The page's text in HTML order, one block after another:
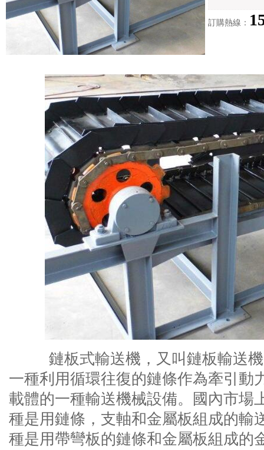
訂購熱線：
鏈板式輸送機，又叫鏈板輸送機
一種利用循環往復的鏈條作為牽引動
載體的一種輸送機械設備。國內市場
種是用鏈條，支軸和金屬板組成的輸
種是用帶彎板的鏈條和金屬板組成的